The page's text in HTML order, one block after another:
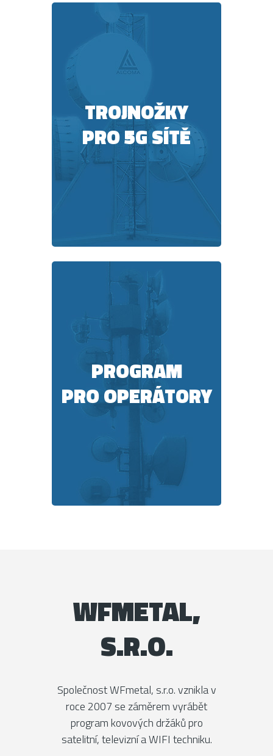
TROJNOŽKY
PRO 5G SÍTĚ
PROGRAM
PRO OPERÁTORY
WFMETAL,
S.R.O.
Společnost WFmetal, s.r.o. vznikla v
roce 2007 se záměrem vyrábět
program kovových držáků pro
satelitní, televizní a WIFI techniku.